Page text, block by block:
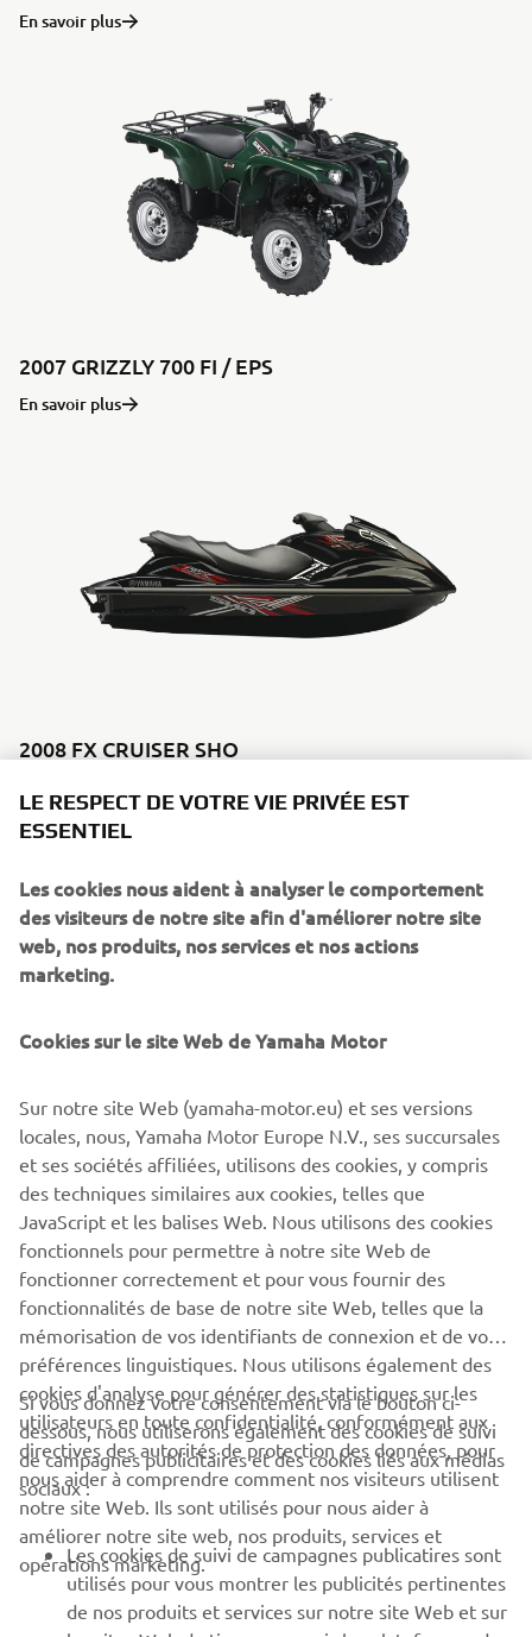
En savoir plus
2007 GRIZZLY 700 FI / EPS
En savoir plus
2008 FX CRUISER SHO
ANNÉES 2010
©Yamaha Motor Europe N.V. / Yamaha Motor Co., Ltd.
Web ne peuvent en aucun cas être utilisées à des fins
commerciales ou non commerciales sans le consentement
écrit explicite de Yamaha Motor Europe N.V. et/ou de
Yamaha Motor Co., Ltd.
Conduisez toujours prudemment et respectez la
législation routière locale.
CORPORATE
PROS & B2B
PLUS YAMAHA
LE RESPECT DE VOTRE VIE PRIVÉE EST
ESSENTIEL
Les cookies nous aident à analyser le comportement
des visiteurs de notre site afin d'améliorer notre site
web, nos produits, nos services et nos actions
marketing.
Cookies sur le site Web de Yamaha Motor
Sur notre site Web (yamaha-motor.eu) et ses versions
locales, nous, Yamaha Motor Europe N.V., ses succursales
et ses sociétés affiliées, utilisons des cookies, y compris
des techniques similaires aux cookies, telles que
JavaScript et les balises Web. Nous utilisons des cookies
fonctionnels pour permettre à notre site Web de
fonctionner correctement et pour vous fournir des
fonctionnalités de base de notre site Web, telles que la
mémorisation de vos identifiants de connexion et de vos
préférences linguistiques. Nous utilisons également des
cookies d'analyse pour générer des statistiques sur les
utilisateurs en toute confidentialité, conformément aux
directives des autorités de protection des données, pour
nous aider à comprendre comment nos visiteurs utilisent
notre site Web. Ils sont utilisés pour nous aider à
améliorer notre site web, nos produits, services et
opérations marketing.
Si vous donnez votre consentement via le bouton ci-
dessous, nous utiliserons également des cookies de suivi
de campagnes publicitaires et des cookies liés aux médias
sociaux :
Les cookies de suivi de campagnes publicatires sont
utilisés pour vous montrer les publicités pertinentes
de nos produits et services sur notre site Web et sur